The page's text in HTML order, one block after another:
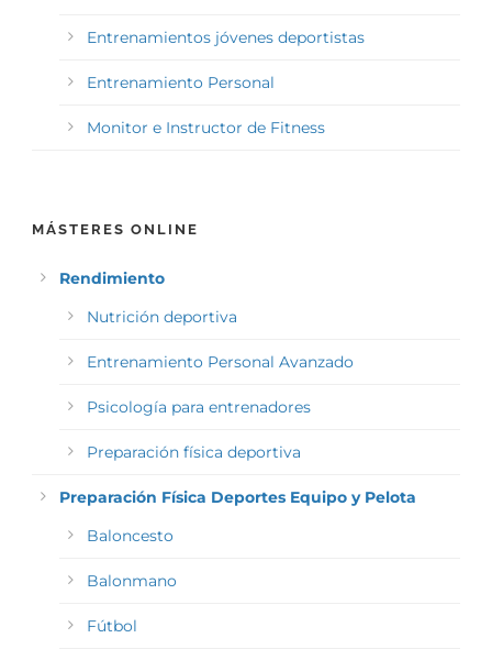
Entrenamientos jóvenes deportistas
Entrenamiento Personal
Monitor e Instructor de Fitness
MÁSTERES ONLINE
Rendimiento
Nutrición deportiva
Entrenamiento Personal Avanzado
Psicología para entrenadores
Preparación física deportiva
Preparación Física Deportes Equipo y Pelota
Baloncesto
Balonmano
Fútbol